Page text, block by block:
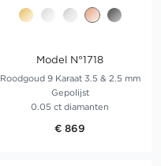
Model N°1718
Roodgoud 9 Karaat 3.5 & 2.5 mm
Gepolijst
0.05 ct diamanten
€ 869